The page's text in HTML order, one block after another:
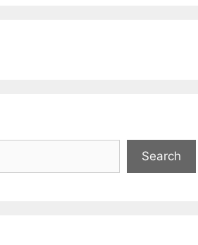
Search